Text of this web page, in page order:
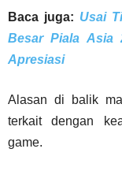
Baca juga: Usai
Besar Piala Asia
Apresiasi
Alasan di balik
terkait dengan
game.